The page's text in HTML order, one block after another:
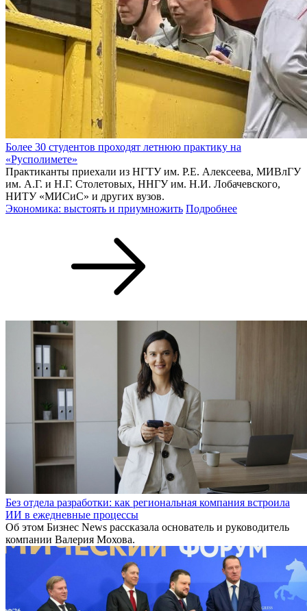
Более 30 студентов проходят летнюю практику на
«Русполимете»
Практиканты приехали из НГТУ им. Р.Е. Алексеева, МИВлГУ
им. А.Г. и Н.Г. Столетовых, ННГУ им. Н.И. Лобачевского,
НИТУ «МИСиС» и других вузов.
Экономика: выстоять и приумножить Подробнее
Без отдела разработки: как региональная компания встроила
ИИ в ежедневные процессы
Об этом Бизнес News рассказала основатель и руководитель
компании Валерия Мохова.